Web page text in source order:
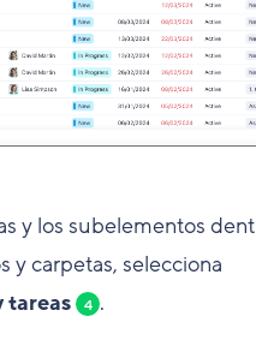
y los subelementos
y carpetas, selecciona
tareas
4 .